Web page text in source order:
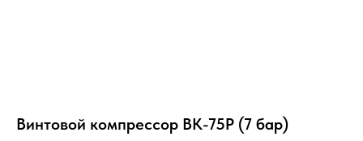
Винтовой компрессор ВК-75Р (7 бар)